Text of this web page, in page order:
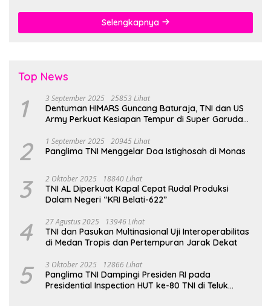
Selengkapnya
Top News
1 3 September 2025 25853 Lihat
Dentuman HIMARS Guncang Baturaja, TNI dan US
Army Perkuat Kesiapan Tempur di Super Garuda
2 1 September 2025 20945 Lihat
Panglima TNI Menggelar Doa Istighosah di Monas
3 2 Oktober 2025 18840 Lihat
TNI AL Diperkuat Kapal Cepat Rudal Produksi
Dalam Negeri “KRI Belati-622”
4 27 Agustus 2025 13946 Lihat
TNI dan Pasukan Multinasional Uji Interoperabilitas
di Medan Tropis dan Pertempuran Jarak Dekat
5 3 Oktober 2025 12866 Lihat
Panglima TNI Dampingi Presiden RI pada
Presidential Inspection HUT ke-80 TNI di Teluk